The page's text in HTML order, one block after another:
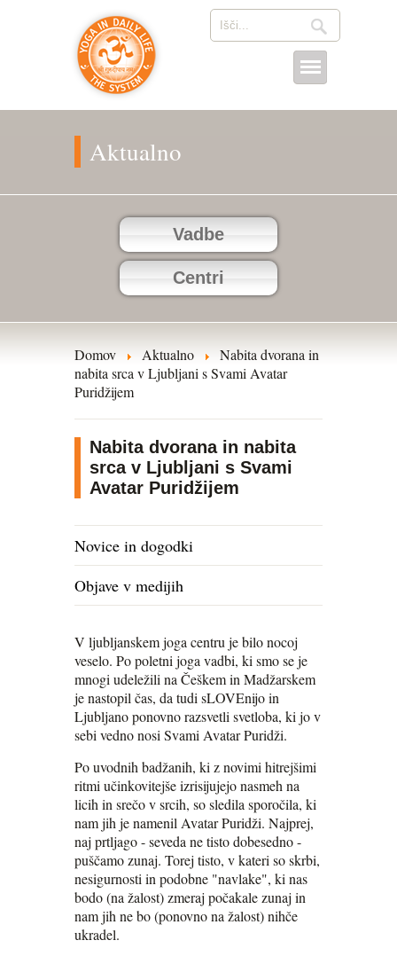
Aktualno
Vadbe
Centri
Domov Aktualno
Nabita dvorana in
nabita srca v Ljubljani s Svami Avatar
Puridžijem
Nabita dvorana in nabita
srca v Ljubljani s Svami
Avatar Puridžijem
Novice in dogodki
Objave v medijih
V ljubljanskem joga centru je bilo nocoj
veselo. Po poletni joga vadbi, ki smo se je
mnogi udeležili na Češkem in Madžarskem
je nastopil čas, da tudi sLOVEnijo in
Ljubljano ponovno razsvetli svetloba, ki jo v
sebi vedno nosi Svami Avatar Puridži.
Po uvodnih badžanih, ki z novimi hitrejšimi
ritmi učinkovitejše izrisijujejo nasmeh na
licih in srečo v srcih, so sledila sporočila, ki
nam jih je namenil Avatar Puridži. Najprej,
naj prtljago - seveda ne tisto dobesedno -
puščamo zunaj. Torej tisto, v kateri so skrbi,
nesigurnosti in podobne "navlake", ki nas
bodo (na žalost) zmeraj počakale zunaj in
nam jih ne bo (ponovno na žalost) nihče
ukradel.